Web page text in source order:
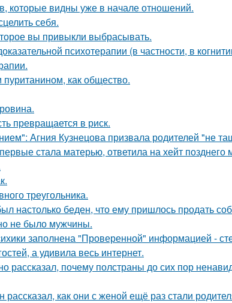
которые видны уже в начале отношений.
себя.
вы привыкли выбрасывать.
психотерапии (в частности, в
пуританином, как общество.
превращается в риск.
Агния Кузнецова призвала родителей "не
стала матерью, ответила на хейт позднего
треугольника.
настолько беден, что ему пришлось продать
не было мужчины.
заполнена "Проверенной" информацией -
а удивила весь интернет.
рассказал, почему полстраны до сих пор
как они с женой ещё раз стали